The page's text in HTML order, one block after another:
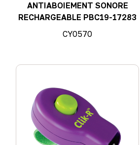
ANTIABOIEMENT SONORE
RECHARGEABLE PBC19-17283
CY0570